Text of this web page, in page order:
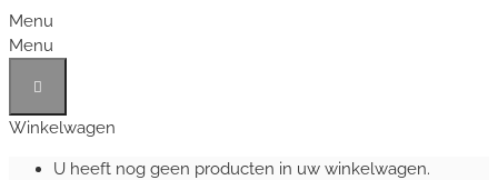
Menu
Menu
Winkelwagen
U heeft nog geen producten in uw winkelwagen.